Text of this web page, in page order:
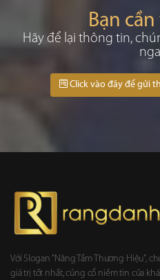
Bạn
Hãy để lại thông tin,
Click vào đây để gửi
Với Slogan "Nâng Tầm Thương Hiệu",
giá trị tốt nhất, củng cổ niềm tin của